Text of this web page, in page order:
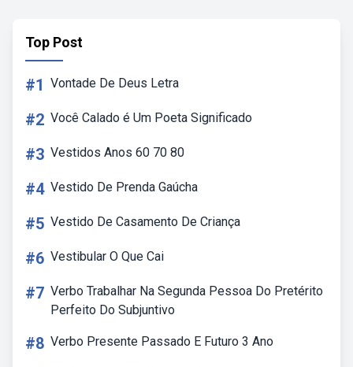
Top Post
#1 Vontade De Deus Letra
#2 Você Calado é Um Poeta Significado
#3 Vestidos Anos 60 70 80
#4 Vestido De Prenda Gaúcha
#5 Vestido De Casamento De Criança
#6 Vestibular O Que Cai
#7 Verbo Trabalhar Na Segunda Pessoa Do Pretérito
Perfeito Do Subjuntivo
#8 Verbo Presente Passado E Futuro 3 Ano